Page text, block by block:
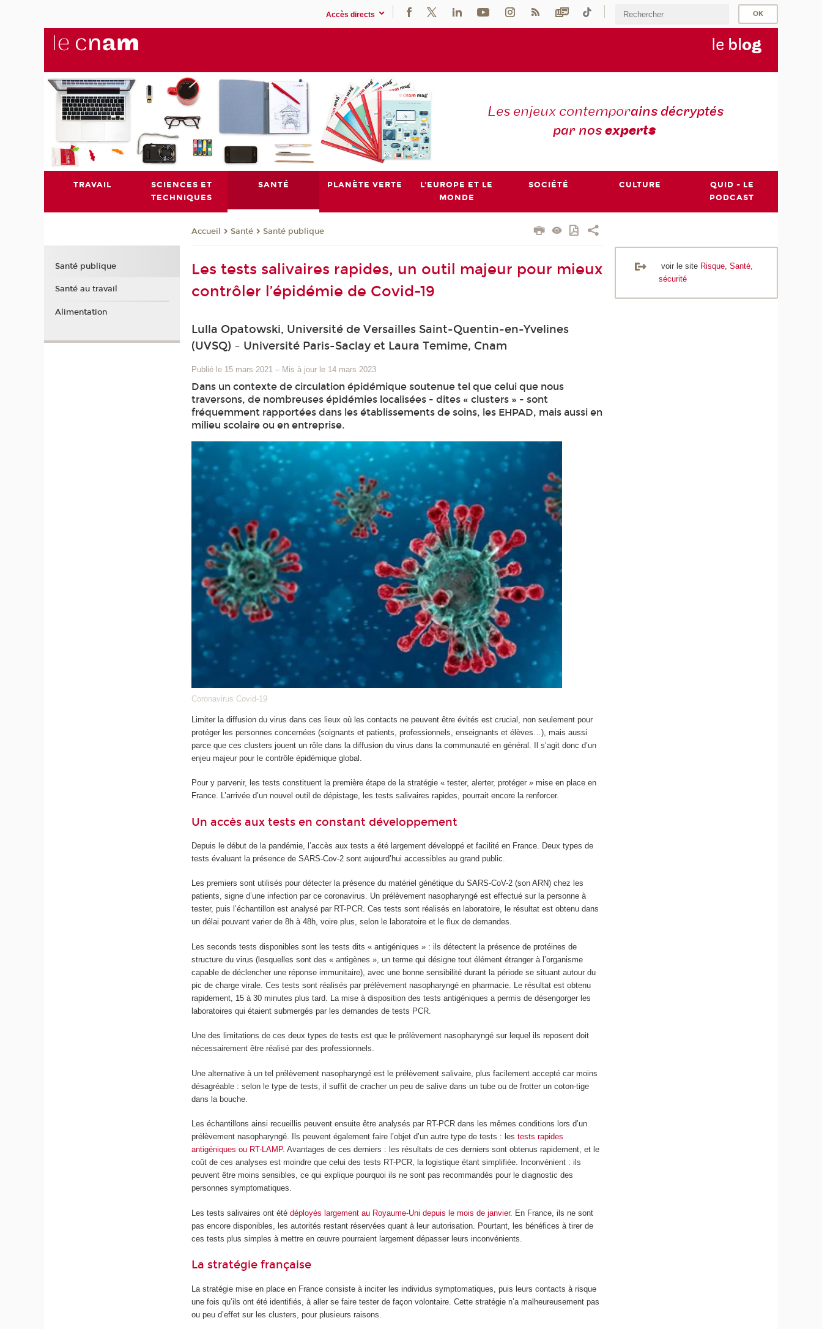
Accès directs
le blog
Les enjeux contemporains décryptés
par nosexperts
TRAVAIL
SCIENCES ET
TECHNIQUES
SANTÉ PLANÈTE VERTE
L'EUROPE ET LE
MONDE
SOCIÉTÉ CULTURE
QUID - LE
PODCAST
Accueil Santé Santé publique
Les tests salivaires rapides, un outil majeur pour mieux
contrôler l’épidémie de Covid-19
Lulla Opatowski, Université de Versailles Saint-Quentin-en-Yvelines
(UVSQ) – Université Paris-Saclay et Laura Temime, Cnam
Publié le 15 mars 2021 – Mis à jour le 14 mars 2023
Dans un contexte de circulation épidémique soutenue tel que celui que nous
traversons, de nombreuses épidémies localisées - dites « clusters » - sont
fréquemment rapportées dans les établissements de soins, les EHPAD, mais aussi en
milieu scolaire ou en entreprise.
Coronavirus Covid-19
Limiter la diffusion du virus dans ces lieux où les contacts ne peuvent être évités est crucial, non seulement pour
protéger les personnes concernées (soignants et patients, professionnels, enseignants et élèves…), mais aussi
parce que ces clusters jouent un rôle dans la diffusion du virus dans la communauté en général. Il s’agit donc d’un
enjeu majeur pour le contrôle épidémique global.
Pour y parvenir, les tests constituent la première étape de la stratégie « tester, alerter, protéger » mise en place en
France. L’arrivée d’un nouvel outil de dépistage, les tests salivaires rapides, pourrait encore la renforcer.
Un accès aux tests en constant développement
Depuis le début de la pandémie, l’accès aux tests a été largement développé et facilité en France. Deux types de
tests évaluant la présence de SARS-Cov-2 sont aujourd’hui accessibles au grand public.
Les premiers sont utilisés pour détecter la présence du matériel génétique du SARS-CoV-2 (son ARN) chez les
patients, signe d’une infection par ce coronavirus. Un prélèvement nasopharyngé est effectué sur la personne à
tester, puis l’échantillon est analysé par RT-PCR. Ces tests sont réalisés en laboratoire, le résultat est obtenu dans
un délai pouvant varier de 8h à 48h, voire plus, selon le laboratoire et le flux de demandes.
Les seconds tests disponibles sont les tests dits « antigéniques » : ils détectent la présence de protéines de
structure du virus (lesquelles sont des « antigènes », un terme qui désigne tout élément étranger à l’organisme
capable de déclencher une réponse immunitaire), avec une bonne sensibilité durant la période se situant autour du
pic de charge virale. Ces tests sont réalisés par prélèvement nasopharyngé en pharmacie. Le résultat est obtenu
rapidement, 15 à 30 minutes plus tard. La mise à disposition des tests antigéniques a permis de désengorger les
laboratoires qui étaient submergés par les demandes de tests PCR.
Une des limitations de ces deux types de tests est que le prélèvement nasopharyngé sur lequel ils reposent doit
nécessairement être réalisé par des professionnels.
Une alternative à un tel prélèvement nasopharyngé est le prélèvement salivaire, plus facilement accepté car moins
désagréable : selon le type de tests, il suffit de cracher un peu de salive dans un tube ou de frotter un coton-tige
dans la bouche.
Les échantillons ainsi recueillis peuvent ensuite être analysés par RT-PCR dans les mêmes conditions lors d’un
prélèvement nasopharyngé. Ils peuvent également faire l’objet d’un autre type de tests : lestests rapides
antigéniques ou RT-LAMP. Avantages de ces derniers : les résultats de ces derniers sont obtenus rapidement, et le
coût de ces analyses est moindre que celui des tests RT-PCR, la logistique étant simplifiée. Inconvénient : ils
peuvent être moins sensibles, ce qui explique pourquoi ils ne sont pas recommandés pour le diagnostic des
personnes symptomatiques.
Les tests salivaires ont étédéployés largement au Royaume-Uni depuis le mois de janvier. En France, ils ne sont
pas encore disponibles, les autorités restant réservées quant à leur autorisation. Pourtant, les bénéfices à tirer de
ces tests plus simples à mettre en œuvre pourraient largement dépasser leurs inconvénients.
La stratégie française
La stratégie mise en place en France consiste à inciter les individus symptomatiques, puis leurs contacts à risque
une fois qu’ils ont été identifiés, à aller se faire tester de façon volontaire. Cette stratégie n’a malheureusement pas
ou peu d’effet sur les clusters, pour plusieurs raisons.
voir le site Risque, Santé,
sécurité
Santé publique
Santé au travail
Alimentation